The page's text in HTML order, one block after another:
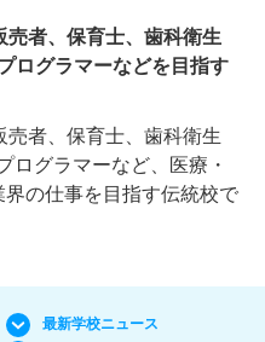
売者、保育士、歯科衛生
ログラマーなどを目指す
売者、保育士、歯科衛生
ログラマーなど、医療・
の仕事を目指す伝統校で
最新学校ニュース